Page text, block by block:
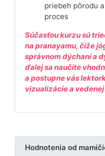
priebeh pôrodu
proces
Súčasťou kurzu sú
na pranayamu, čiže
správnom dýchaní a
ďalej sa naučíte
a postupne vás
vizualizácie a
Hodnotenia od